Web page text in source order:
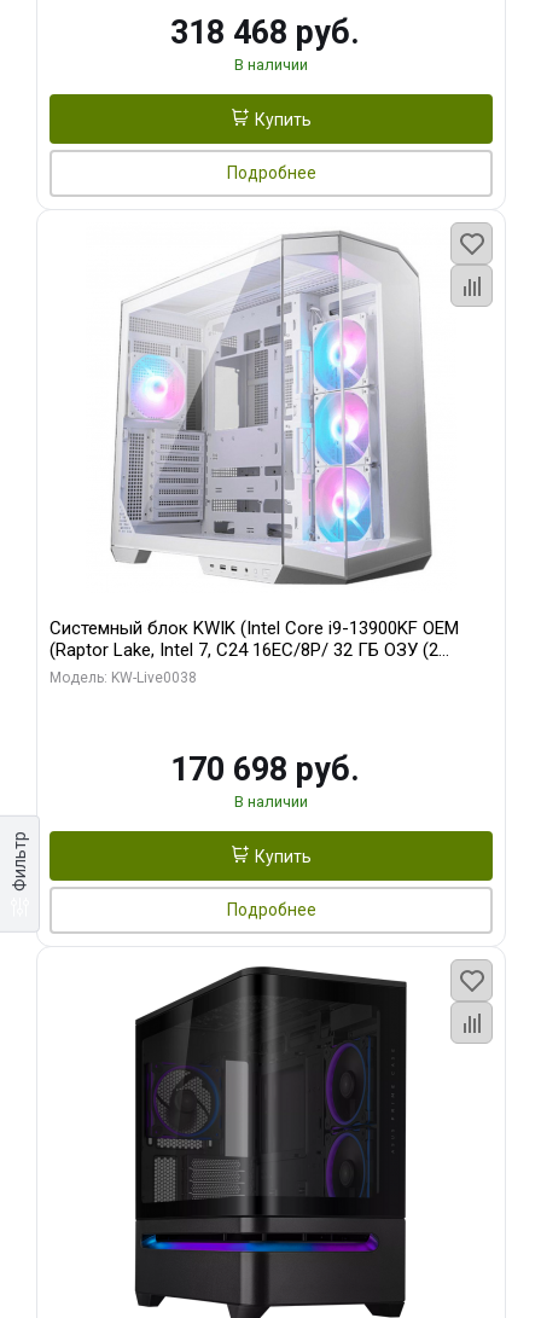
Фильтр
318 468 руб.
В наличии
Купить
Подробнее
Системный блок KWIK (Intel Core i9-13900KF OEM
(Raptor Lake, Intel 7, C24 16EC/8P/ 32 ГБ ОЗУ (2
модуля)/ Gigabyte RX9070XT GAMING OC 16GB GDDR6
Модель: KW-Live0038
170 698 руб.
В наличии
Купить
Подробнее